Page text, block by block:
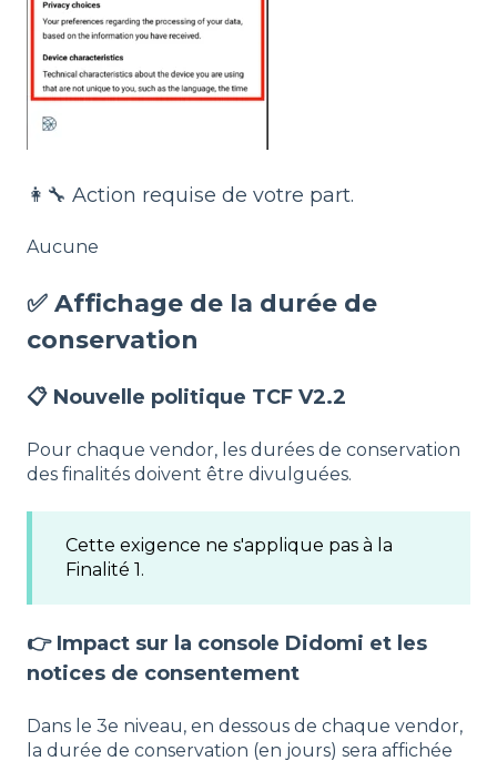
👩‍🔧 Action requise de votre part.
Aucune
✅ Affichage de la durée de
conservation
📋 Nouvelle politique TCF V2.2
Pour chaque vendor, les durées de conservation
des finalités doivent être divulguées.
Cette exigence ne s'applique pas à la
Finalité 1.
👉 Impact sur la console Didomi et les
notices de consentement
Dans le 3e niveau, en dessous de chaque vendor,
la durée de conservation (en jours) sera affichée